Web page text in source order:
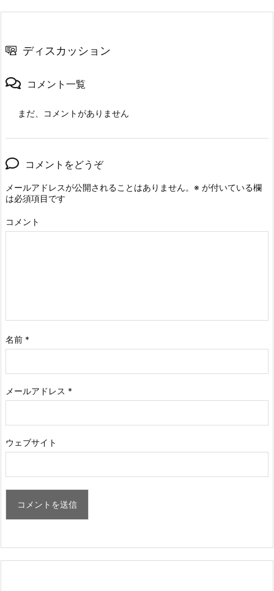
ディスカッション
コメント一覧
まだ、コメントがありません
コメントをどうぞ
メールアドレスが公開されることはありません。 ※ が付いている欄
は必須項目です
コメント
名前 *
メールアドレス *
ウェブサイト